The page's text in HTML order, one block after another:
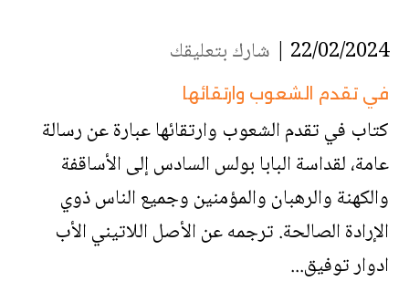
22/02/2024 | شارك بتعليقك
في تقدم الشعوب وارتقائها
كتاب في تقدم الشعوب وارتقائها عبارة عن رسالة
عامة، لقداسة البابا بولس السادس إلى الأساقفة
والكهنة والرهبان والمؤمنين وجميع الناس ذوي
الإرادة الصالحة. ترجمه عن الأصل اللاتيني الأب
ادوار توفيق...